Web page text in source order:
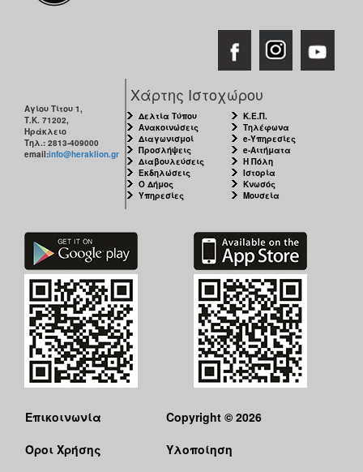
Αγίου Τίτου 1,
Τ.Κ. 71202,
Ηράκλειο
Τηλ.: 2813-409000
email:info@heraklion.gr
Χάρτης Ιστοχώρου
Δελτία Τύπου
Ανακοινώσεις
Διαγωνισμοί
Προσλήψεις
Διαβουλεύσεις
Εκδηλώσεις
Ο Δήμος
Υπηρεσίες
Κ.Ε.Π.
Τηλέφωνα
e-Υπηρεσίες
e-Αιτήματα
Η Πόλη
Ιστορία
Κνωσός
Μουσεία
Επικοινωνία
Όροι Χρήσης
Copyright © 2026
Υλοποίηση